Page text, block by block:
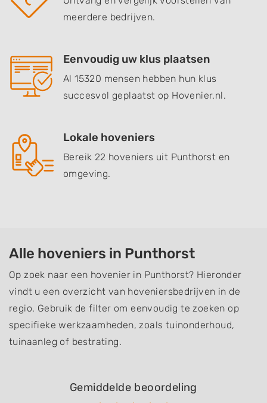
meerdere bedrijven.
Eenvoudig uw klus plaatsen
Al 15320 mensen hebben hun klus
succesvol geplaatst op Hovenier.nl.
Lokale hoveniers
Bereik 22 hoveniers uit Punthorst en
omgeving.
Alle hoveniers in Punthorst
Op zoek naar een hovenier in Punthorst? Hieronder
vindt u een overzicht van hoveniersbedrijven in de
regio. Gebruik de filter om eenvoudig te zoeken op
specifieke werkzaamheden, zoals tuinonderhoud,
tuinaanleg of bestrating.
Gemiddelde beoordeling